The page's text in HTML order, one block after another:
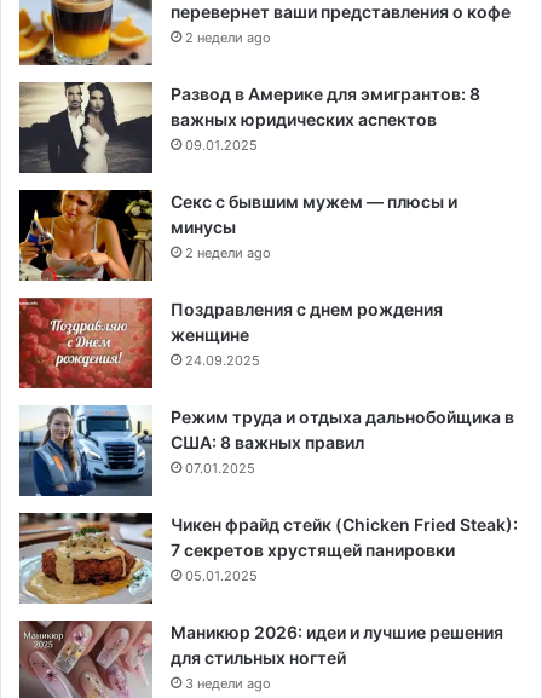
перевернет ваши представления о кофе
2 недели ago
Развод в Америке для эмигрантов: 8
важных юридических аспектов
09.01.2025
Секс с бывшим мужем — плюсы и
минусы
2 недели ago
Поздравления с днем рождения
женщине
24.09.2025
Режим труда и отдыха дальнобойщика в
США: 8 важных правил
07.01.2025
Чикен фрайд стейк (Chicken Fried Steak):
7 секретов хрустящей панировки
05.01.2025
Маникюр 2026: идеи и лучшие решения
для стильных ногтей
3 недели ago